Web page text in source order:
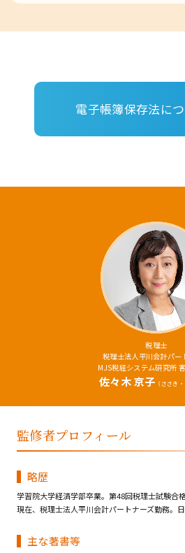
電子帳簿保存法に
監修者プロフィール
略歴
学習院大学経済学部卒業。第48回税理士試験合
現在、税理士法人平川会計パートナーズ勤務。
主な著書等
税理士
税理士法人平川会計パー
MJS税経システム研究所
佐々木 京子 （ささき